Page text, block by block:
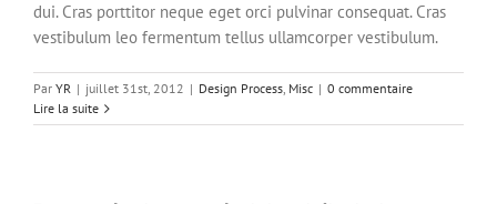
dui. Cras porttitor neque eget orci pulvinar consequat. Cras
vestibulum leo fermentum tellus ullamcorper vestibulum.
Par YR | juillet 31st, 2012 | Design Process, Misc | 0 commentaire
Lire la suite